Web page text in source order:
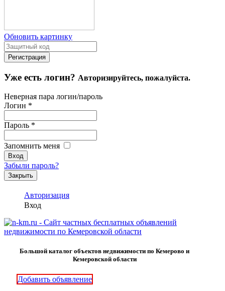
Обновить картинку
Уже есть логин? Авторизируйтесь, пожалуйста.
Неверная пара логин/пароль
Логин *
Пароль *
Запомнить меня
Забыли пароль?
Закрыть
Авторизация
Вход
Большой каталог объектов недвижимости по Кемерово и
Кемеровской области
Добавить объявление